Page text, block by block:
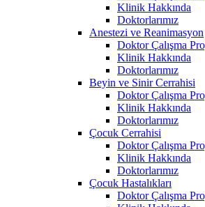
Klinik Hakkında
Doktorlarımız
Anestezi ve Reanimasyon
Doktor Çalışma
Klinik Hakkında
Doktorlarımız
Beyin ve Sinir Cerrahisi
Doktor Çalışma
Klinik Hakkında
Doktorlarımız
Çocuk Cerrahisi
Doktor Çalışma
Klinik Hakkında
Doktorlarımız
Çocuk Hastalıkları
Doktor Çalışma